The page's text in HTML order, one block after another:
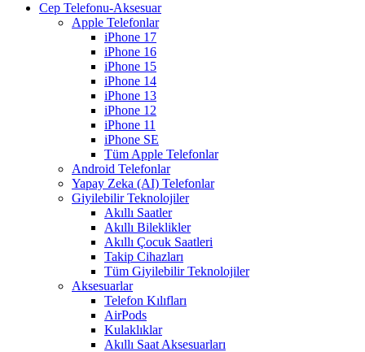
Cep Telefonu-Aksesuar
Apple Telefonlar
iPhone 17
iPhone 16
iPhone 15
iPhone 14
iPhone 13
iPhone 12
iPhone 11
iPhone SE
Tüm Apple Telefonlar
Android Telefonlar
Yapay Zeka (AI) Telefonlar
Giyilebilir Teknolojiler
Akıllı Saatler
Akıllı Bileklikler
Akıllı Çocuk Saatleri
Takip Cihazları
Tüm Giyilebilir Teknolojiler
Aksesuarlar
Telefon Kılıfları
AirPods
Kulaklıklar
Akıllı Saat Aksesuarları